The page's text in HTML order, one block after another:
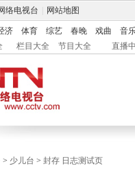
络电视台 网站地图
济 体育 综艺 春晚 戏曲 音
栏目大全 节目大全 直播
> 少儿台 > 封存 日志测试页